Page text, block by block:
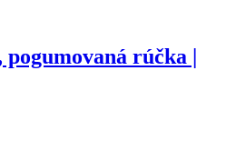
rúčka |